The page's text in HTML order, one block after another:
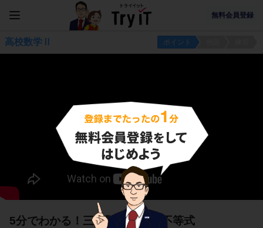
無料会員登録
高校数学Ⅱ ポイント
5分でわかる！三角関数tanθの不等式